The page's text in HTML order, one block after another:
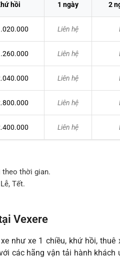
hồi 1 ngày 2
Liên hệ
Liên hệ
Liên hệ
Liên hệ
Liên hệ
theo thời gian.
Tết.
Vexere
như xe 1 chiều, khứ hồi, thuê
các hãng vận tải hành khách